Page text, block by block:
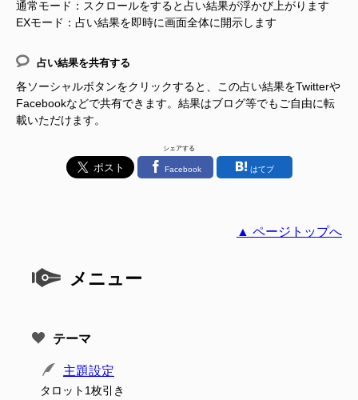
通常モード：スクロールをすると占い結果が浮かび上がります
EXモード：占い結果を即時に画面全体に開示します
占い結果を共有する
各ソーシャルボタンをクリックすると、この占い結果をTwitterや
Facebookなどで共有できます。結果はブログ等でもご自由に転
載いただけます。
シェアする
Facebook はてブ
▲ ページトップへ
メニュー
テーマ
主題設定
タロット1枚引き